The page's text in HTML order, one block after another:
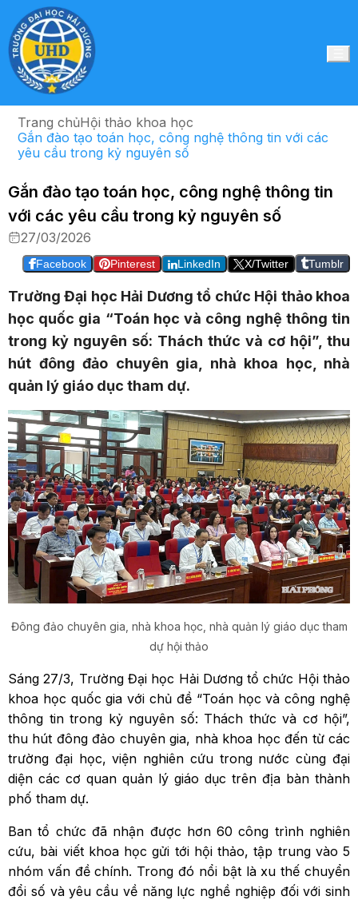
Trang chủHội thảo khoa học
Gắn đào tạo toán học, công nghệ thông tin với các
yêu cầu trong kỷ nguyên số
Gắn đào tạo toán học, công nghệ thông tin
với các yêu cầu trong kỷ nguyên số
27/03/2026
Facebook Pinterest LinkedIn X/Twitter Tumblr
Trường Đại học Hải Dương tổ chức Hội thảo khoa
học quốc gia “Toán học và công nghệ thông tin
trong kỷ nguyên số: Thách thức và cơ hội”, thu
hút đông đảo chuyên gia, nhà khoa học, nhà
quản lý giáo dục tham dự.
Đông đảo chuyên gia, nhà khoa học, nhà quản lý giáo dục tham
dự hội thảo
Sáng 27/3, Trường Đại học Hải Dương tổ chức Hội thảo
khoa học quốc gia với chủ đề “Toán học và công nghệ
thông tin trong kỷ nguyên số: Thách thức và cơ hội”,
thu hút đông đảo chuyên gia, nhà khoa học đến từ các
trường đại học, viện nghiên cứu trong nước cùng đại
diện các cơ quan quản lý giáo dục trên địa bàn thành
phố tham dự.
Ban tổ chức đã nhận được hơn 60 công trình nghiên
cứu, bài viết khoa học gửi tới hội thảo, tập trung vào 5
nhóm vấn đề chính. Trong đó nổi bật là xu thế chuyển
đổi số và yêu cầu về năng lực nghề nghiệp đối với sinh